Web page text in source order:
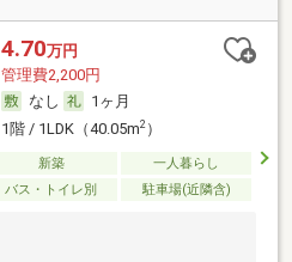
4.70万円
管理費2,200円
なし
1ヶ月
1階 / 1LDK（40.05m2）
新築
一人暮らし
バス・トイレ別 駐車場(近隣含)